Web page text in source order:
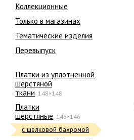
Коллекционные
Только в магазинах
Тематические изделия
Перевыпуск
Платки из уплотненной
шерстяной
ткани 148×148
Платки
шерстяные 146×146
с шелковой бахромой